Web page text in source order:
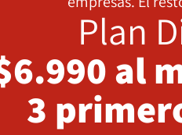
Plan
al
3